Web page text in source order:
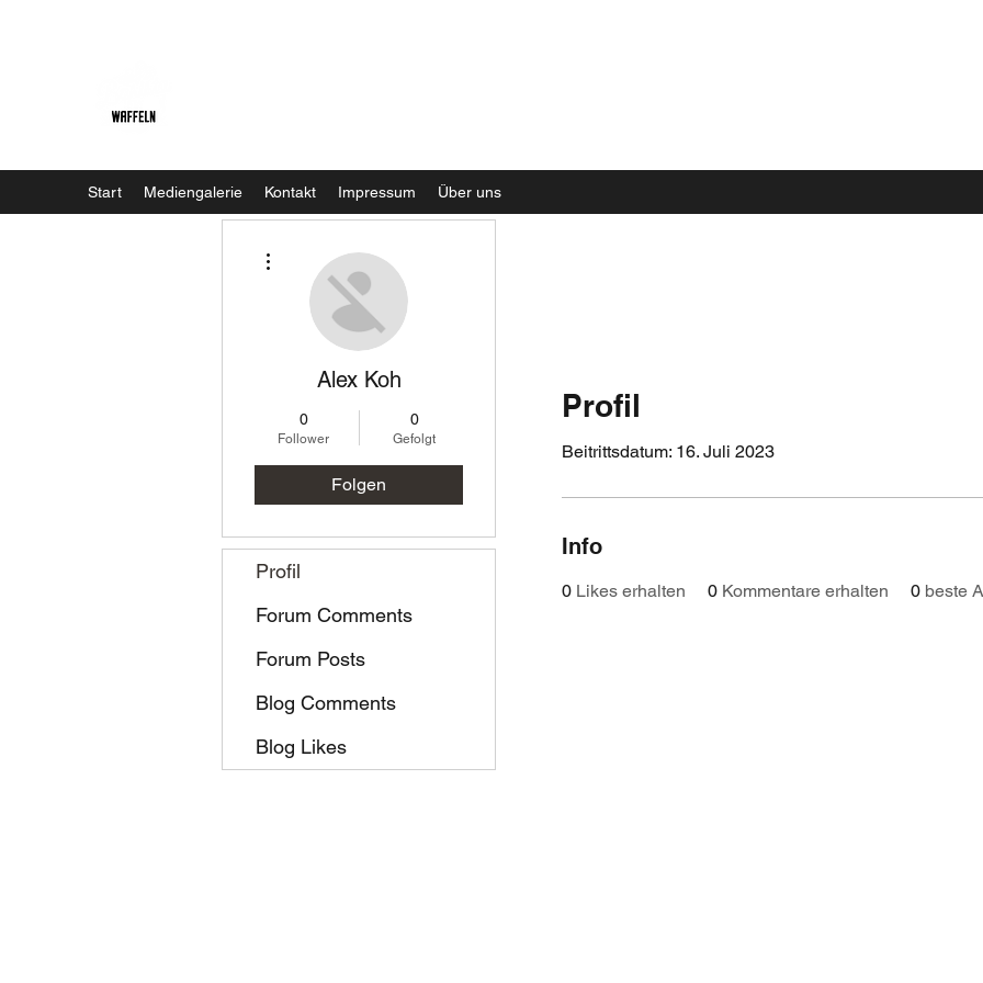
Start Mediengalerie Kontakt Impressum Über uns
Profil
Beitrittsdatum: 16. Juli 2023
Info
0 Likes erhalten 0 Kommentare erhalten 0 beste
Alex Koh
0
Follower
0
Gefolgt
Folgen
Profil
Forum Comments
Forum Posts
Blog Comments
Blog Likes